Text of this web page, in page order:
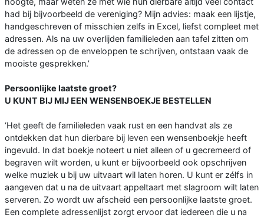
had bij bijvoorbeeld de vereniging? Mijn advies: maak een lijstje,
handgeschreven of misschien zelfs in Excel, liefst compleet met
adressen. Als na uw overlijden familieleden aan tafel zitten om
de adressen op de enveloppen te schrijven, ontstaan vaak de
mooiste gesprekken.’
Persoonlijke laatste groet?
U KUNT BIJ MIJ EEN WENSENBOEKJE BESTELLEN
‘Het geeft de familieleden vaak rust en een handvat als ze
ontdekken dat hun dierbare bij leven een wensenboekje heeft
ingevuld. In dat boekje noteert u niet alleen of u gecremeerd of
begraven wilt worden, u kunt er bijvoorbeeld ook opschrijven
welke muziek u bij uw uitvaart wil laten horen. U kunt er zélfs in
aangeven dat u na de uitvaart appeltaart met slagroom wilt laten
serveren. Zo wordt uw afscheid een persoonlijke laatste groet.
Een complete adressenlijst zorgt ervoor dat iedereen die u na